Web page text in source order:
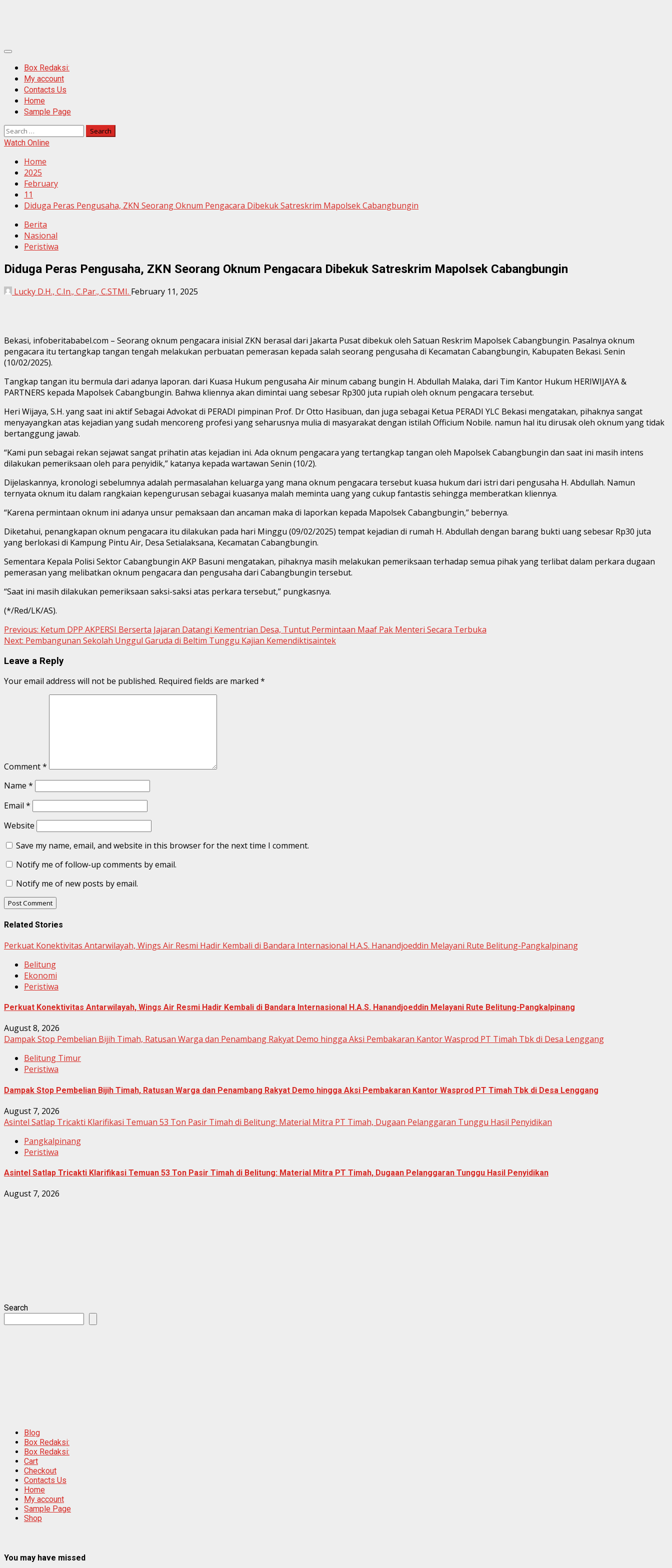
Primary
MenuBox Redaksi:
My account
Contacts Us
Home
Sample Page
Search
for:
Watch Online
Home
2025
February
11
Diduga Peras Pengusaha, ZKN Seorang Oknum Pengacara Dibekuk Satreskrim Mapolsek Cabangbungin
Berita
Nasional
Peristiwa
Diduga Peras Pengusaha, ZKN Seorang Oknum Pengacara Dibekuk Satreskrim Mapolsek Cabangbungin
Lucky D.H., C.In., C.Par., C.STMI. February 11, 2025
Bekasi, infoberitababel.com – Seorang oknum pengacara inisial ZKN berasal dari Jakarta Pusat dibekuk oleh Satuan Reskrim Mapolsek Cabangbungin. Pasalnya oknum
pengacara itu tertangkap tangan tengah melakukan perbuatan pemerasan kepada salah seorang pengusaha di Kecamatan Cabangbungin, Kabupaten Bekasi. Senin
(10/02/2025).
Tangkap tangan itu bermula dari adanya laporan. dari Kuasa Hukum pengusaha Air minum cabang bungin H. Abdullah Malaka, dari Tim Kantor Hukum HERIWIJAYA &
PARTNERS kepada Mapolsek Cabangbungin. Bahwa kliennya akan dimintai uang sebesar Rp300 juta rupiah oleh oknum pengacara tersebut.
Heri Wijaya, S.H. yang saat ini aktif Sebagai Advokat di PERADI pimpinan Prof. Dr Otto Hasibuan, dan juga sebagai Ketua PERADI YLC Bekasi mengatakan, pihaknya sangat
menyayangkan atas kejadian yang sudah mencoreng profesi yang seharusnya mulia di masyarakat dengan istilah Officium Nobile. namun hal itu dirusak oleh oknum yang tidak
bertanggung jawab.
“Kami pun sebagai rekan sejawat sangat prihatin atas kejadian ini. Ada oknum pengacara yang tertangkap tangan oleh Mapolsek Cabangbungin dan saat ini masih intens
dilakukan pemeriksaan oleh para penyidik,” katanya kepada wartawan Senin (10/2).
Dijelaskannya, kronologi sebelumnya adalah permasalahan keluarga yang mana oknum pengacara tersebut kuasa hukum dari istri dari pengusaha H. Abdullah. Namun
ternyata oknum itu dalam rangkaian kepengurusan sebagai kuasanya malah meminta uang yang cukup fantastis sehingga memberatkan kliennya.
“Karena permintaan oknum ini adanya unsur pemaksaan dan ancaman maka di laporkan kepada Mapolsek Cabangbungin,” bebernya.
Diketahui, penangkapan oknum pengacara itu dilakukan pada hari Minggu (09/02/2025) tempat kejadian di rumah H. Abdullah dengan barang bukti uang sebesar Rp30 juta
yang berlokasi di Kampung Pintu Air, Desa Setialaksana, Kecamatan Cabangbungin.
Sementara Kepala Polisi Sektor Cabangbungin AKP Basuni mengatakan, pihaknya masih melakukan pemeriksaan terhadap semua pihak yang terlibat dalam perkara dugaan
pemerasan yang melibatkan oknum pengacara dan pengusaha dari Cabangbungin tersebut.
“Saat ini masih dilakukan pemeriksaan saksi-saksi atas perkara tersebut,” pungkasnya.
(*/Red/LK/AS).
Continue
Reading
Previous: Ketum DPP AKPERSI Berserta Jajaran Datangi Kementrian Desa, Tuntut Permintaan Maaf Pak Menteri Secara Terbuka
Next: Pembangunan Sekolah Unggul Garuda di Beltim Tunggu Kajian Kemendiktisaintek
Leave a Reply
Your email address will not be published. Required fields are marked *
Comment*
Name *
Email *
Website
Save my name, email, and website in this browser for the next time I comment.
Notify me of follow-up comments by email.
Notify me of new posts by email.
Related Stories
Perkuat Konektivitas Antarwilayah, Wings Air Resmi Hadir Kembali di Bandara Internasional H.A.S. Hanandjoeddin Melayani Rute Belitung-Pangkalpinang
Belitung
Ekonomi
Peristiwa
Perkuat Konektivitas Antarwilayah, Wings Air Resmi Hadir Kembali di Bandara Internasional H.A.S. Hanandjoeddin Melayani Rute Belitung-Pangkalpinang
August 8, 2026
Dampak Stop Pembelian Bijih Timah, Ratusan Warga dan Penambang Rakyat Demo hingga Aksi Pembakaran Kantor Wasprod PT Timah Tbk di Desa Lenggang
Belitung Timur
Peristiwa
Dampak Stop Pembelian Bijih Timah, Ratusan Warga dan Penambang Rakyat Demo hingga Aksi Pembakaran Kantor Wasprod PT Timah Tbk di Desa Lenggang
August 7, 2026
Asintel Satlap Tricakti Klarifikasi Temuan 53 Ton Pasir Timah di Belitung: Material Mitra PT Timah, Dugaan Pelanggaran Tunggu Hasil Penyidikan
Pangkalpinang
Peristiwa
Asintel Satlap Tricakti Klarifikasi Temuan 53 Ton Pasir Timah di Belitung: Material Mitra PT Timah, Dugaan Pelanggaran Tunggu Hasil Penyidikan
August 7, 2026
Search
Blog
Box Redaksi:
Box Redaksi:
Cart
Checkout
Contacts Us
Home
My account
Sample Page
Shop
You may have missed